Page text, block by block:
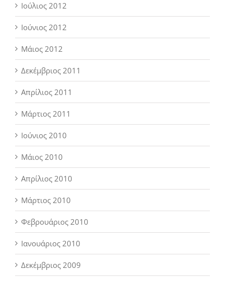
Ιούλιος 2012
Ιούνιος 2012
Μάιος 2012
Δεκέμβριος 2011
Απρίλιος 2011
Μάρτιος 2011
Ιούνιος 2010
Μάιος 2010
Απρίλιος 2010
Μάρτιος 2010
Φεβρουάριος 2010
Ιανουάριος 2010
Δεκέμβριος 2009